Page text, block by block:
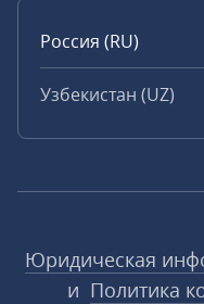
Россия (RU)
Узбекистан (UZ)
Юридическая
и Политика